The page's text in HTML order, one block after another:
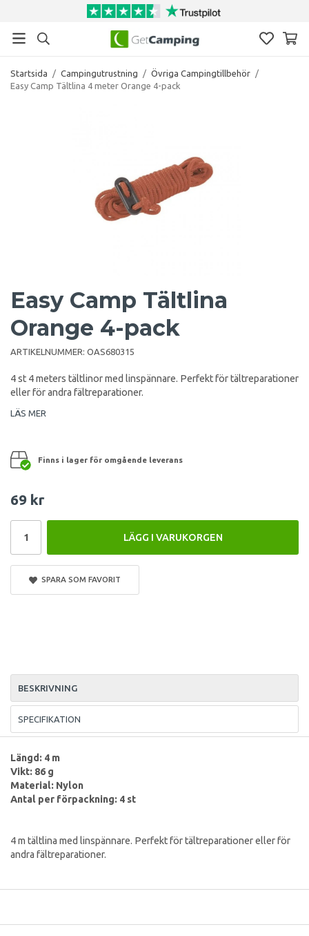
Startsida / Campingutrustning / Övriga Campingtillbehör /
Easy Camp Tältlina 4 meter Orange 4-pack
Easy Camp Tältlina
Orange 4-pack
ARTIKELNUMMER: OAS680315
4 st 4 meters tältlinor med linspännare. Perfekt för tältreparationer
eller för andra fältreparationer.
LÄS MER
Finns i lager för omgående leverans
69 kr
LÄGG I VARUKORGEN
SPARA SOM FAVORIT
BESKRIVNING
SPECIFIKATION
Längd: 4 m
Vikt: 86 g
Material: Nylon
Antal per förpackning: 4 st
4 m tältlina med linspännare. Perfekt för tältreparationer eller för
andra fältreparationer.